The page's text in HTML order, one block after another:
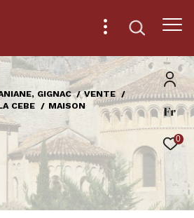
Fr
0
GIGNAC
VENTE
CEBE MAISON
recherche
qui correspond à vos